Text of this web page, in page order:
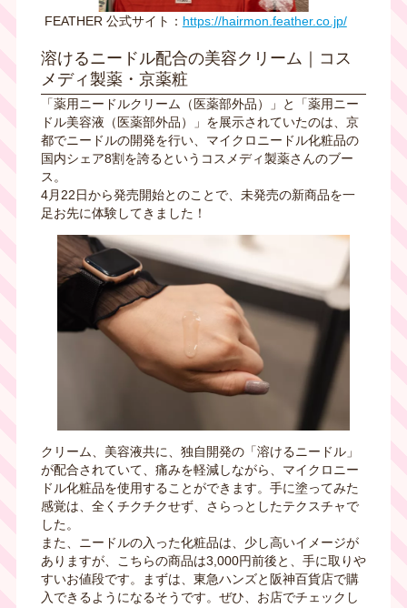
FEATHER 公式サイト： https://hairmon.feather.co.jp/
溶けるニードル配合の美容クリーム｜コス
メディ製薬・京薬粧
「薬用ニードルクリーム（医薬部外品）」と「薬用ニー
ドル美容液（医薬部外品）」を展示されていたのは、京
都でニードルの開発を行い、マイクロニードル化粧品の
国内シェア8割を誇るというコスメディ製薬さんのブー
ス。
4月22日から発売開始とのことで、未発売の新商品を一
足お先に体験してきました！
クリーム、美容液共に、独自開発の「溶けるニードル」
が配合されていて、痛みを軽減しながら、マイクロニー
ドル化粧品を使用することができます。手に塗ってみた
感覚は、全くチクチクせず、さらっとしたテクスチャで
した。
また、ニードルの入った化粧品は、少し高いイメージが
ありますが、こちらの商品は3,000円前後と、手に取りや
すいお値段です。まずは、東急ハンズと阪神百貨店で購
入できるようになるそうです。ぜひ、お店でチェックし